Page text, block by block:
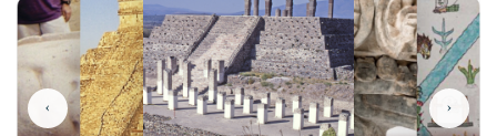
‹ ›